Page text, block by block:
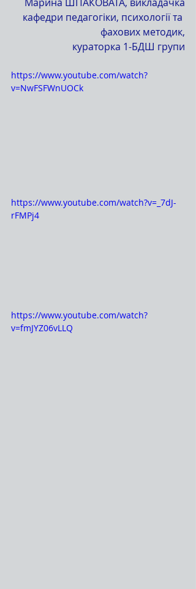
кафедри педагогіки, психології та
фахових методик,
кураторка 1-БДШ групи
https://www.youtube.com/watch?
v=NwFSFWnUOCk
https://www.youtube.com/watch?v=_7dJ-
rFMPj4
https://www.youtube.com/watch?
v=fmJYZ06vLLQ